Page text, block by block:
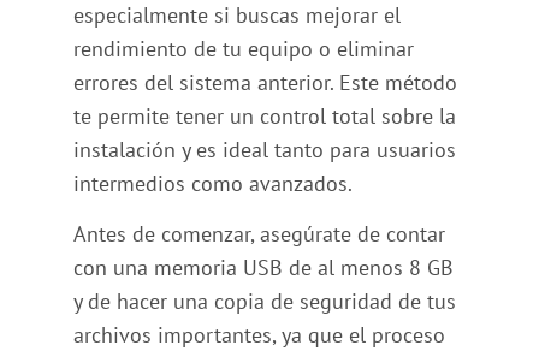
especialmente si buscas mejorar el
rendimiento de tu equipo o eliminar
errores del sistema anterior. Este método
te permite tener un control total sobre la
instalación y es ideal tanto para usuarios
intermedios como avanzados.
Antes de comenzar, asegúrate de contar
con una memoria USB de al menos 8 GB
y de hacer una copia de seguridad de tus
archivos importantes, ya que el proceso